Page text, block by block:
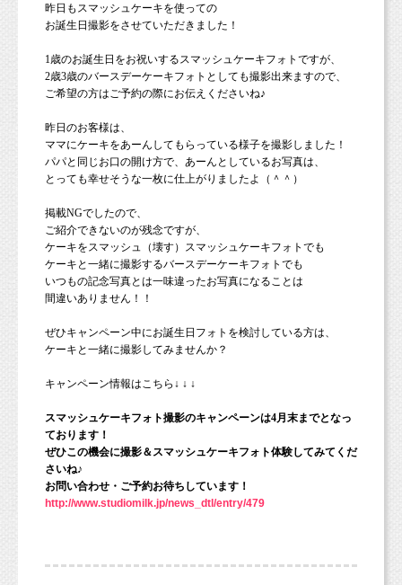
昨日もスマッシュケーキを使っての
お誕生日撮影をさせていただきました！
1歳のお誕生日をお祝いするスマッシュケーキフォトですが、
2歳3歳のバースデーケーキフォトとしても撮影出来ますので、
ご希望の方はご予約の際にお伝えくださいね♪
昨日のお客様は、
ママにケーキをあーんしてもらっている様子を撮影しました！
パパと同じお口の開け方で、あーんとしているお写真は、
とっても幸せそうな一枚に仕上がりましたよ（＾＾）
掲載NGでしたので、
ご紹介できないのが残念ですが、
ケーキをスマッシュ（壊す）スマッシュケーキフォトでも
ケーキと一緒に撮影するバースデーケーキフォトでも
いつもの記念写真とは一味違ったお写真になることは
間違いありません！！
ぜひキャンペーン中にお誕生日フォトを検討している方は、
ケーキと一緒に撮影してみませんか？
キャンペーン情報はこちら↓ ↓ ↓
スマッシュケーキフォト撮影のキャンペーンは4月末までとなっ
ております！
ぜひこの機会に撮影＆スマッシュケーキフォト体験してみてくだ
さいね♪
お問い合わせ・ご予約お待ちしています！
http://www.studiomilk.jp/news_dtl/entry/479